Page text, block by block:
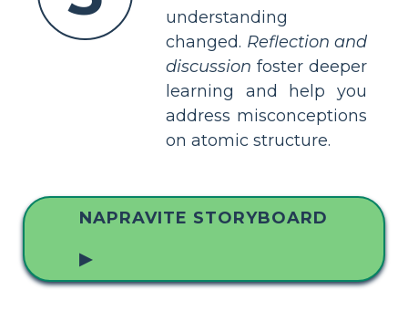
understanding
changed. Reflection and
discussion foster deeper
learning and help you
address misconceptions
on atomic structure.
NAPRAVITE STORYBOARD
▶